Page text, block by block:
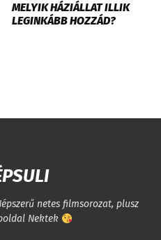
MELYIK HÁZIÁLLAT ILLIK
LEGINKÁBB HOZZÁD?
netes filmsorozat, plusz
Nektek